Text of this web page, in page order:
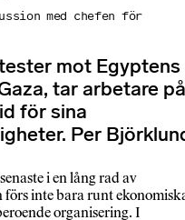
med chefen för
mot Egyptens
tar arbetare på
för sina
Per
i en lång rad av
inte bara runt
organisering. I